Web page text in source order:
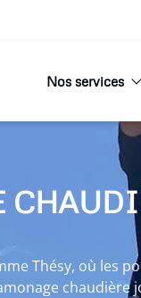
Nos services
Thésy, où les
chaudière